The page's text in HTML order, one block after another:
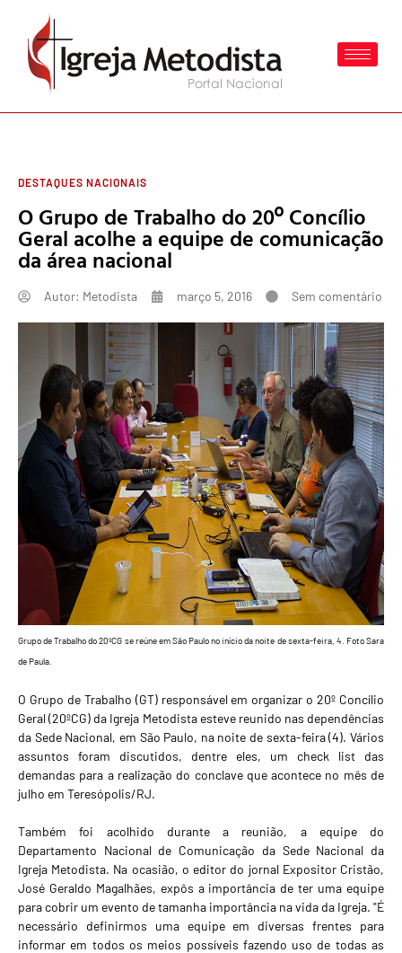
DESTAQUES NACIONAIS
O Grupo de Trabalho do 20º Concílio
Geral acolhe a equipe de comunicação
da área nacional
Autor: Metodista março 5, 2016 Sem comentário
Grupo de Trabalho do 20ºCG se reúne em São Paulo no início da noite de sexta-feira, 4. Foto Sara
de Paula.
O Grupo de Trabalho (GT) responsável em organizar o 20º Concílio
Geral (20ºCG) da Igreja Metodista esteve reunido nas dependências
da Sede Nacional, em São Paulo, na noite de sexta-feira (4). Vários
assuntos foram discutidos, dentre eles, um check list das
demandas para a realização do conclave que acontece no mês de
julho em Teresópolis/RJ.
Também foi acolhido durante a reunião, a equipe do
Departamento Nacional de Comunicação da Sede Nacional da
Igreja Metodista. Na ocasião, o editor do jornal Expositor Cristão,
José Geraldo Magalhães, expôs a importância de ter uma equipe
para cobrir um evento de tamanha importância na vida da Igreja. "É
necessário definirmos uma equipe em diversas frentes para
informar em todos os meios possíveis fazendo uso de todas as